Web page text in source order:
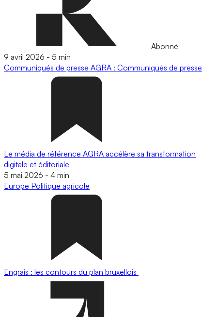
Abonné
9 avril 2026 - 5 min
Communiqués de presse AGRA : Communiqués de presse
Le média de référence AGRA accélère sa transformation
digitale et éditoriale
5 mai 2026 - 4 min
Europe Politique agricole
Engrais : les contours du plan bruxellois